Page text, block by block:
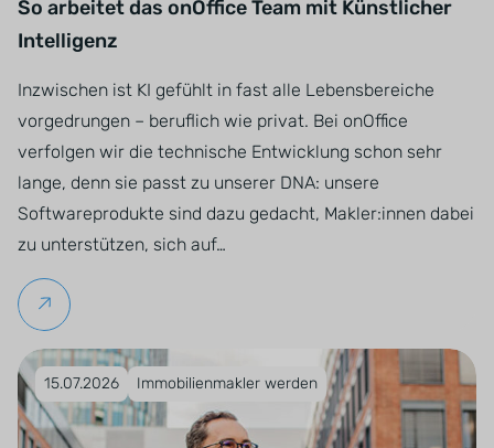
So arbeitet das onOffice Team mit Künstlicher
Intelligenz
Inzwischen ist KI gefühlt in fast alle Lebensbereiche
vorgedrungen – beruflich wie privat. Bei onOffice
verfolgen wir die technische Entwicklung schon sehr
lange, denn sie passt zu unserer DNA: unsere
Softwareprodukte sind dazu gedacht, Makler:innen dabei
zu unterstützen, sich auf…
Weiterlesen
Veröffentlicht am 15.07.2026
15.07.2026 Immobilienmakler werden